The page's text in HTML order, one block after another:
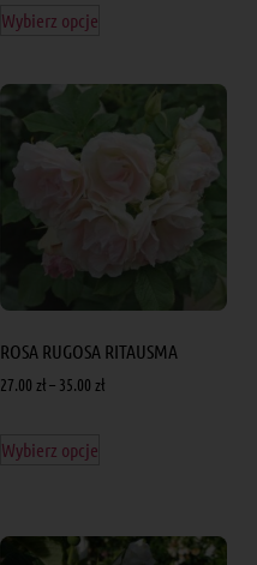
Wybierz opcje
ROSA RUGOSA RITAUSMA
27.00 zł– 35.00 zł
Wybierz opcje